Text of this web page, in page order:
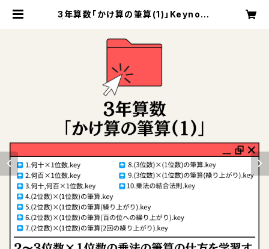
3年算数「かけ算の筆算(1)」Keynote